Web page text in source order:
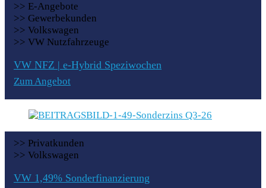
>> E-Angebote
>> Gewerbekunden
>> Volkswagen
>> VW Nutzfahrzeuge
VW NFZ | e-Hybrid Speziwochen
Zum Angebot
>> Privatkunden
>> Volkswagen
VW 1,49% Sonderfinanzierung